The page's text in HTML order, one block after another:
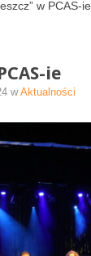
w PCAS-ie
ie
wAktualności